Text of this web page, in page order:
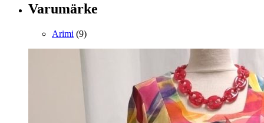
Varumärke
Arimi (9)